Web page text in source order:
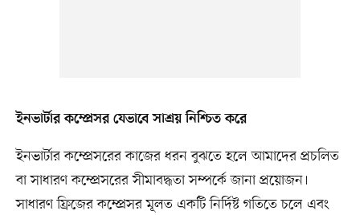
ইনভার্টার কম্প্রেসর যেভাবে সাশ্রয় নিশ্চিত করে
ইনভার্টার কম্প্রেসরের কাজের ধরন বুঝতে হলে আমাদের প্রচলিত
বা সাধারণ কম্প্রেসরের সীমাবদ্ধতা সম্পর্কে জানা প্রয়োজন।
সাধারণ ফ্রিজের কম্প্রেসর মূলত একটি নির্দিষ্ট গতিতে চলে এবং